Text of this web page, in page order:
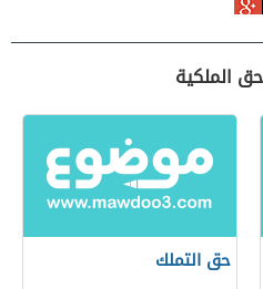
الملكية
حق التملك